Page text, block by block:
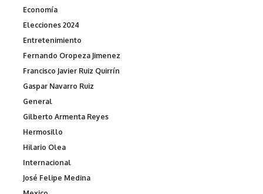
Economía
Elecciones 2024
Entretenimiento
Fernando Oropeza Jimenez
Francisco Javier Ruiz Quirrín
Gaspar Navarro Ruiz
General
Gilberto Armenta Reyes
Hermosillo
Hilario Olea
Internacional
José Felipe Medina